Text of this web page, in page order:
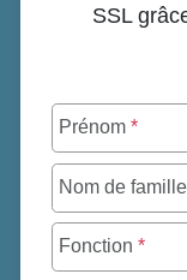
SSL
Prénom *
Nom de famille
Fonction *